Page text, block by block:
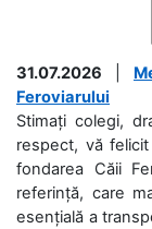
31.07.2026
Feroviarului
Stimați colegi,
respect, vă
fondarea Căii
referință, care
esențială a